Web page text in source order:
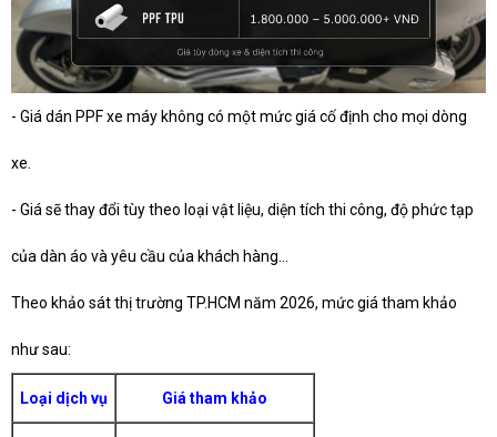
- Giá dán PPF xe máy không có một mức giá cố định cho mọi dòng
xe.
- Giá sẽ thay đổi tùy theo loại vật liệu, diện tích thi công, độ phức tạp
của dàn áo và yêu cầu của khách hàng…
Theo khảo sát thị trường TP.HCM năm 2026, mức giá tham khảo
như sau:
Loại dịch vụ Giá tham khảo